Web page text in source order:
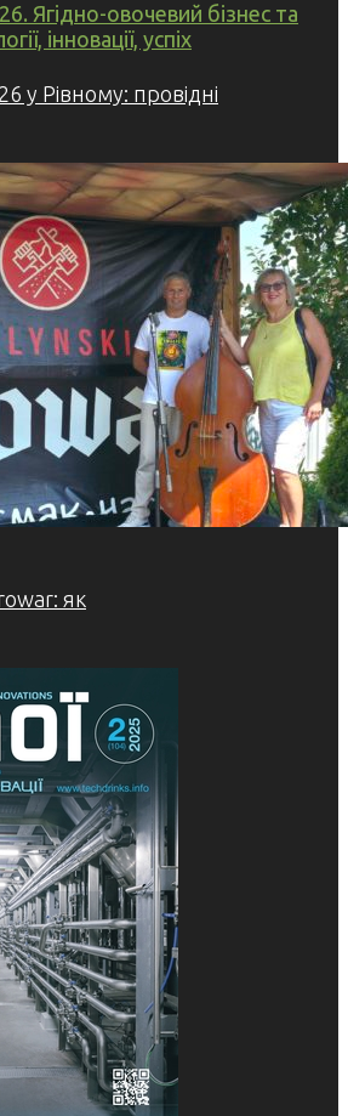
Ягідно-овочевий бізнес та
інновації, успіх
у Рівному: провідні
як